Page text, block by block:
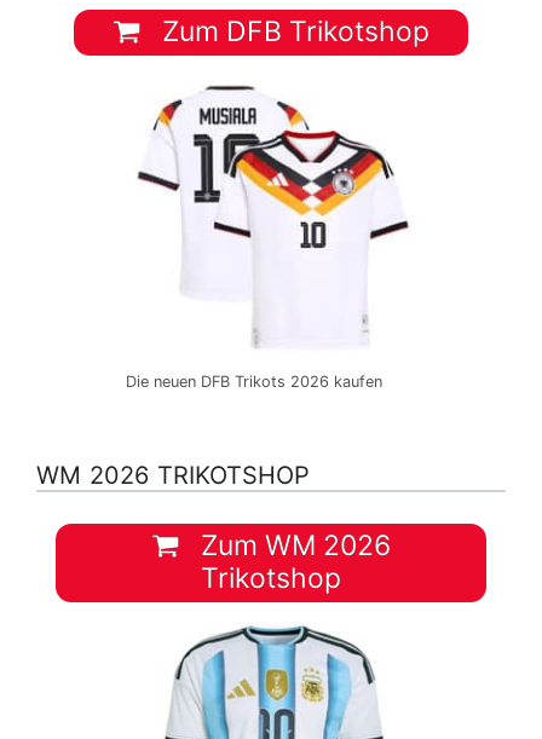
Zum DFB Trikotshop
Die neuen DFB Trikots 2026 kaufen
WM 2026 TRIKOTSHOP
Zum WM 2026
Trikotshop